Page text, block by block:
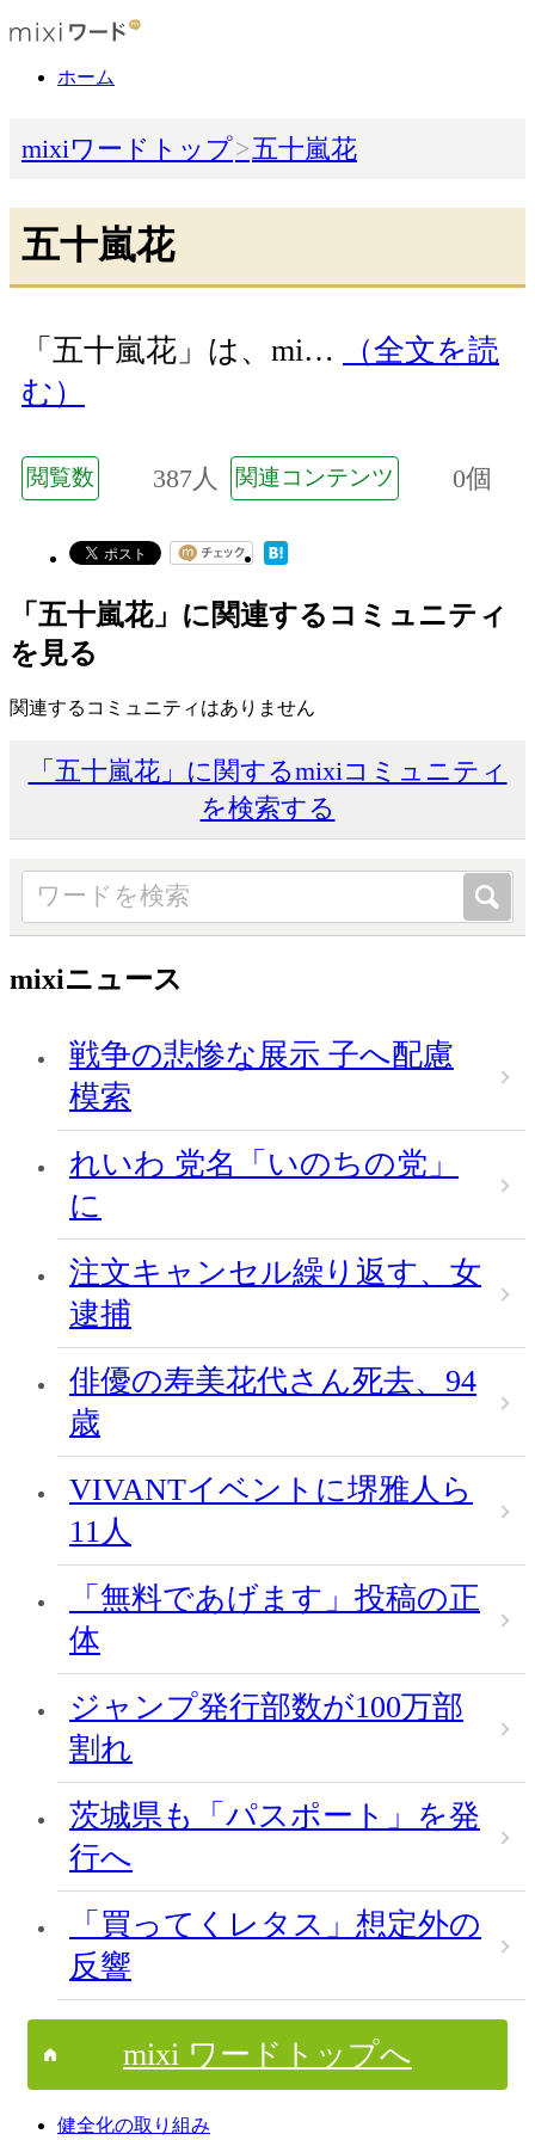
ホーム
mixiワードトップ 五十嵐花
五十嵐花
「五十嵐花」は、mi…
（全文を読
む）
閲覧数 387人 関連コンテンツ 0個
「五十嵐花」に関連するコミュニティ
を見る
関連するコミュニティはありません
「五十嵐花」に関するmixiコミュニティ
を検索する
mixiニュース
戦争の悲惨な展示 子へ配慮
模索
れいわ 党名「いのちの党」
に
注文キャンセル繰り返す、女
逮捕
俳優の寿美花代さん死去、94
歳
VIVANTイベントに堺雅人ら
11人
「無料であげます」投稿の正
体
ジャンプ発行部数が100万部
割れ
茨城県も「パスポート」を発
行へ
「買ってくレタス」想定外の
反響
mixi ワードトップへ
健全化の取り組み